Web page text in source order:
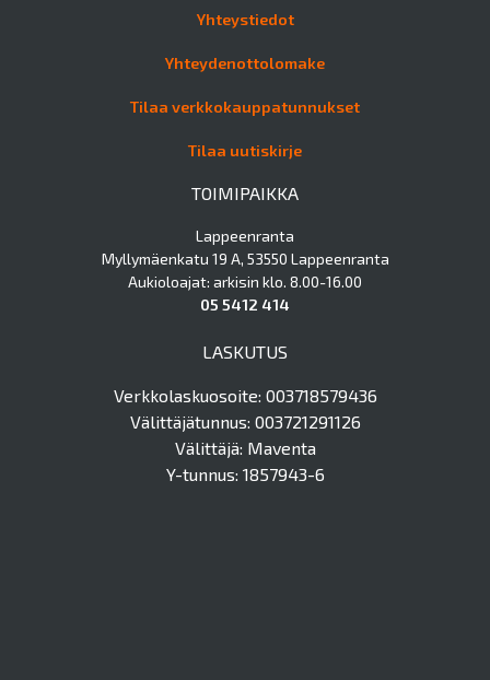
Yhteystiedot
Yhteydenottolomake
Tilaa verkkokauppatunnukset
Tilaa uutiskirje
TOIMIPAIKKA
Lappeenranta
Myllymäenkatu 19 A, 53550 Lappeenranta
Aukioloajat: arkisin klo. 8.00-16.00
05 5412 414
LASKUTUS
Verkkolaskuosoite: 003718579436
Välittäjätunnus: 003721291126
Välittäjä: Maventa
Y-tunnus: 1857943-6